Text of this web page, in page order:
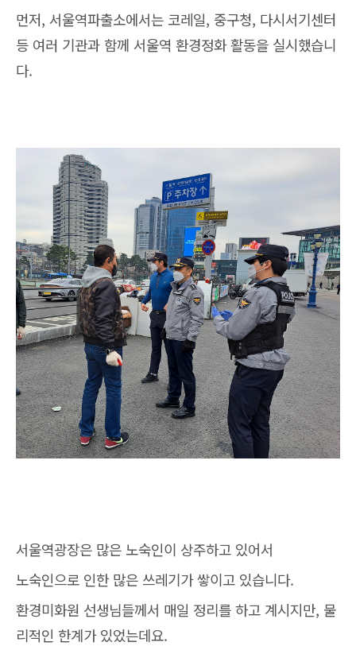
먼저, 서울역파출소에서는 코레일, 중구청, 다시서기센터
등 여러 기관과 함께 서울역 환경정화 활동을 실시했습니
다.
서울역광장은 많은 노숙인이 상주하고 있어서
노숙인으로 인한 많은 쓰레기가 쌓이고 있습니다.
환경미화원 선생님들께서 매일 정리를 하고 계시지만, 물
리적인 한계가 있었는데요.